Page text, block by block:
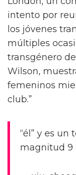
intento por
los jóvenes
múltiples
transgénero
Wilson,
femeninos
club.”
“él” y es
magnitud 9